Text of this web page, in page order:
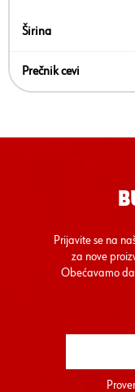
Širina
Prečnik cevi
Prijavite se na
za nove
Obećavamo